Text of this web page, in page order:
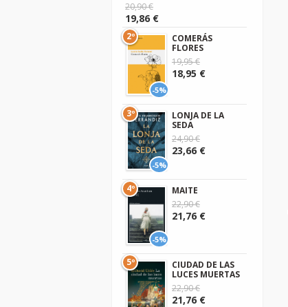
20,90 €
19,86 €
-5%
2º
COMERÁS
FLORES
19,95 €
18,95 €
-5%
3º
LONJA DE LA
SEDA
24,90 €
23,66 €
-5%
4º
MAITE
22,90 €
21,76 €
5º
CIUDAD DE LAS
LUCES MUERTAS
22,90 €
21,76 €